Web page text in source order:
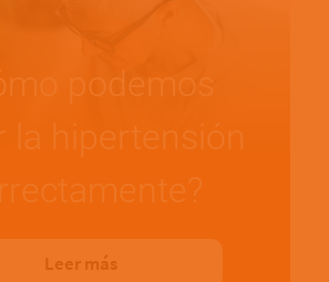
podemos
la hipertensión
Leer más